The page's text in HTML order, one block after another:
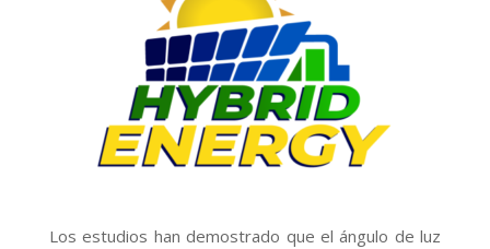
Los estudios han demostrado que el ángulo de luz